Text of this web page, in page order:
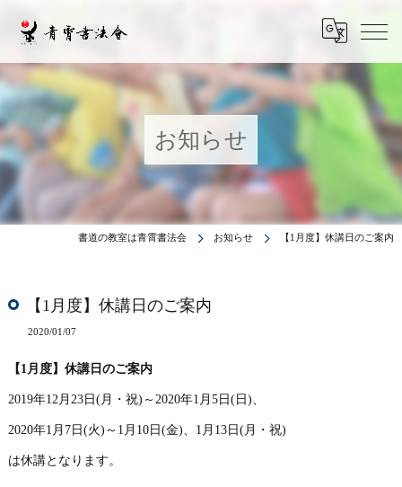
お知らせ
書道の教室は青霄書法会 お知らせ 【1月度】休講日のご案内
【1月度】休講日のご案内
2020/01/07
【1月度】休講日のご案内
2019年12月23日(月・祝)～2020年1月5日(日)、
2020年1月7日(火)～1月10日(金)、1月13日(月・祝)
は休講となります。